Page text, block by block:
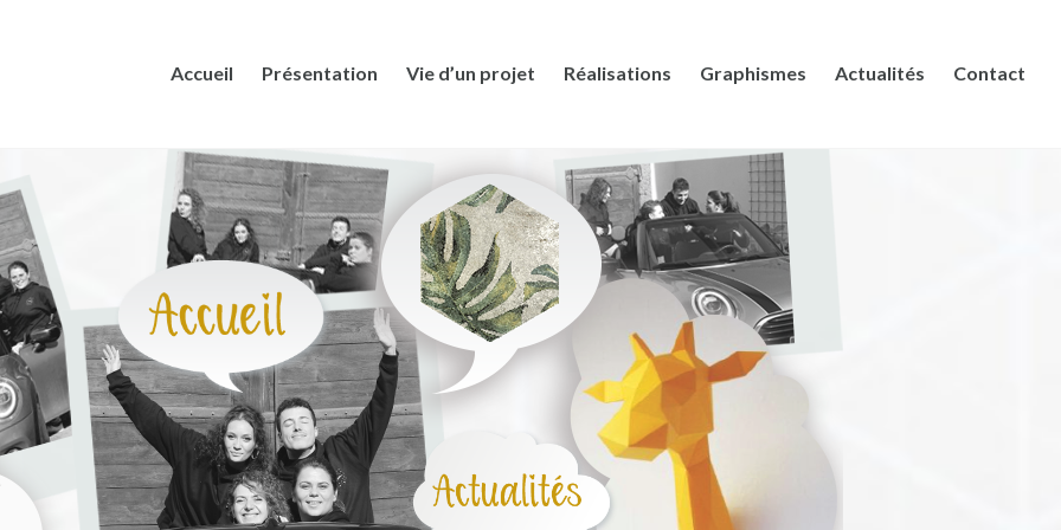
Accueil Présentation Vie d’un projet Réalisations Graphismes Actualités Contact